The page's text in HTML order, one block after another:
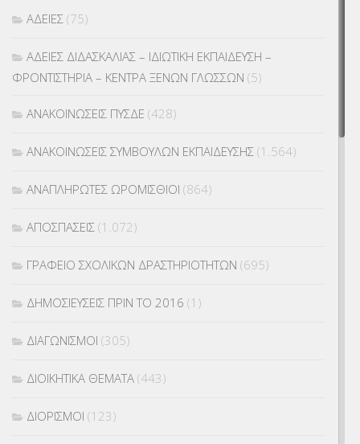
ΑΔΕΙΕΣ (75)
ΑΔΕΙΕΣ ΔΙΔΑΣΚΑΛΙΑΣ – ΙΔΙΩΤΙΚΗ ΕΚΠΑΙΔΕΥΣΗ –
ΦΡΟΝΤΙΣΤΗΡΙΑ – ΚΕΝΤΡΑ ΞΕΝΩΝ ΓΛΩΣΣΩΝ (5)
ΑΝΑΚΟΙΝΩΣΕΙΣ ΠΥΣΔΕ (428)
ΑΝΑΚΟΙΝΩΣΕΙΣ ΣΥΜΒΟΥΛΩΝ ΕΚΠΑΙΔΕΥΣΗΣ (1.564)
ΑΝΑΠΛΗΡΩΤΕΣ ΩΡΟΜΙΣΘΙΟΙ (864)
ΑΠΟΣΠΑΣΕΙΣ (1.072)
ΓΡΑΦΕΙΟ ΣΧΟΛΙΚΩΝ ΔΡΑΣΤΗΡΙΟΤΗΤΩΝ (695)
ΔΗΜΟΣΙΕΥΣΕΙΣ ΠΡΙΝ ΤΟ 2016 (1)
ΔΙΑΓΩΝΙΣΜΟΙ (305)
ΔΙΟΙΚΗΤΙΚΑ ΘΕΜΑΤΑ (443)
ΔΙΟΡΙΣΜΟΙ (123)